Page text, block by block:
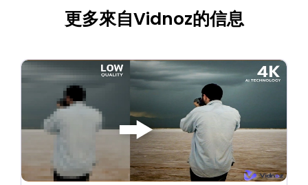
更多來自Vidnoz的信息